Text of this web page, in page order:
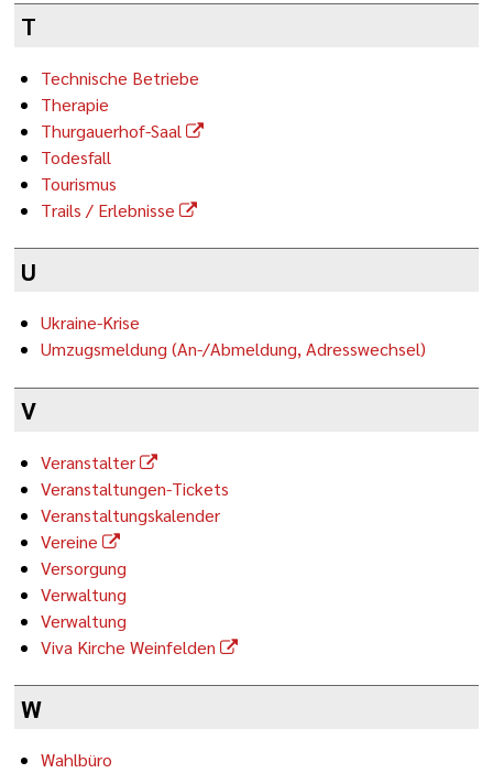
T
Technische Betriebe
Therapie
Thurgauerhof-Saal
Todesfall
Tourismus
Trails / Erlebnisse
U
Ukraine-Krise
Umzugsmeldung (An-/Abmeldung, Adresswechsel)
V
Veranstalter
Veranstaltungen-Tickets
Veranstaltungskalender
Vereine
Versorgung
Verwaltung
Verwaltung
Viva Kirche Weinfelden
W
Wahlbüro